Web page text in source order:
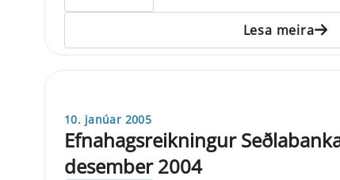
Lesa meira
10. janúar 2005
Efnahagsreikningur
desember 2004